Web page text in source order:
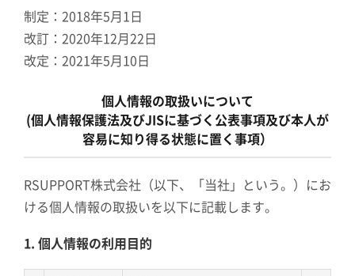
制定：2018年5月1日
改訂：2020年12月22日
改定：2021年5月10日
個人情報の取扱いについて
(個人情報保護法及びJISに基づく公表事項及び本人が
容易に知り得る状態に置く事項）
RSUPPORT株式会社（以下、「当社」という。）にお
ける個人情報の取扱いを以下に記載します。
1. 個人情報の利用目的